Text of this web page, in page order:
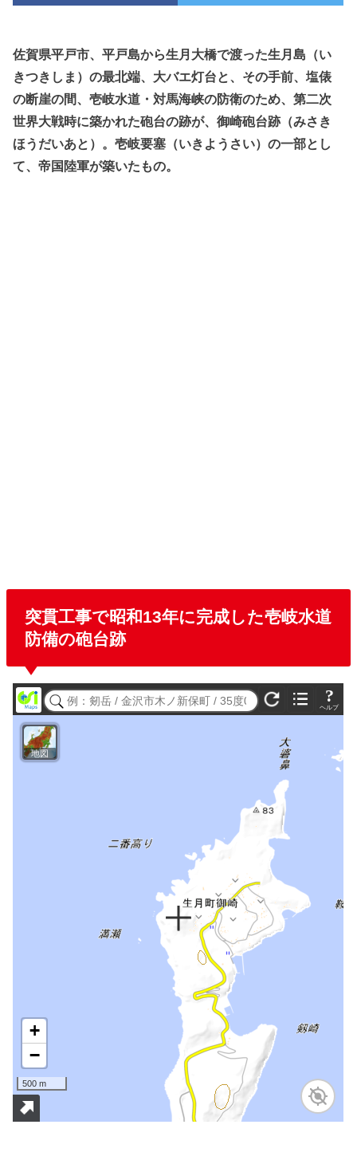
佐賀県平戸市、平戸島から生月大橋で渡った生月島（い
きつきしま）の最北端、大バエ灯台と、その手前、塩俵
の断崖の間、壱岐水道・対馬海峡の防衛のため、第二次
世界大戦時に築かれた砲台の跡が、御崎砲台跡（みさき
ほうだいあと）。壱岐要塞（いきようさい）の一部とし
て、帝国陸軍が築いたもの。
突貫工事で昭和13年に完成した壱岐水道
防備の砲台跡